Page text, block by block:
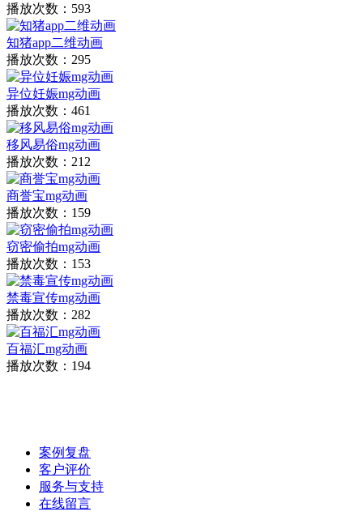
播放次数：593
知猪app二维动画
播放次数：295
异位妊娠mg动画
播放次数：461
移风易俗mg动画
播放次数：212
商誉宝mg动画
播放次数：159
窃密偷拍mg动画
播放次数：153
禁毒宣传mg动画
播放次数：282
百福汇mg动画
播放次数：194
案例复盘
客户评价
服务与支持
在线留言